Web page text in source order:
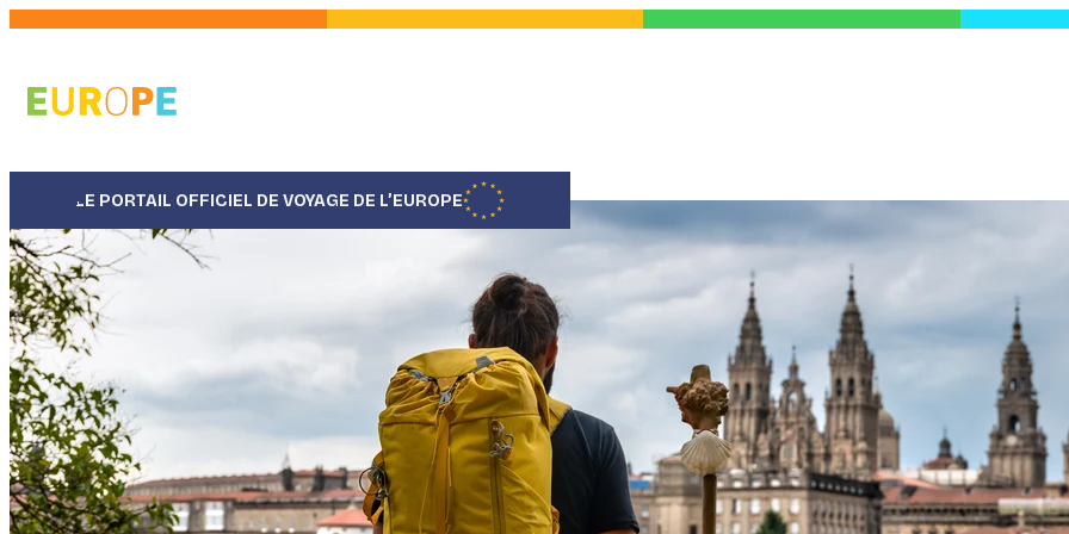
Aller
contenu
principal
LE PORTAIL OFFICIEL DE VOYAGE DE L’EUROPE